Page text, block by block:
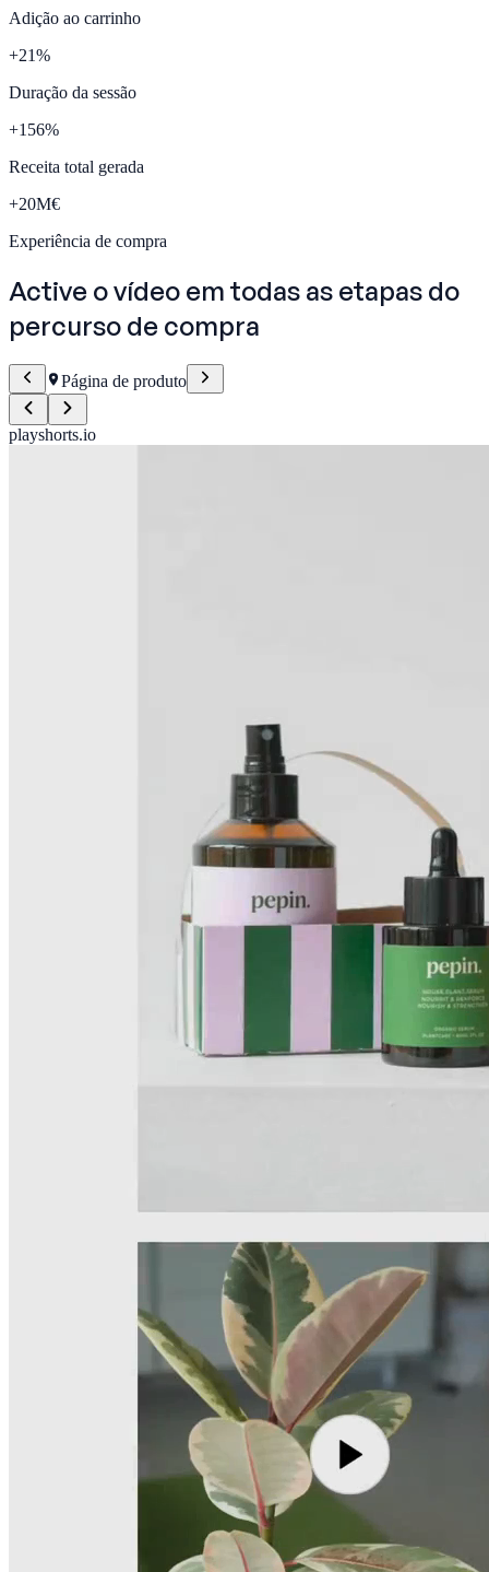
Adição ao carrinho
+21%
Duração da sessão
+156%
Receita total gerada
+20M€
Experiência de compra
Active o vídeo em todas as etapas do
percurso de compra
Página de produto
playshorts.io